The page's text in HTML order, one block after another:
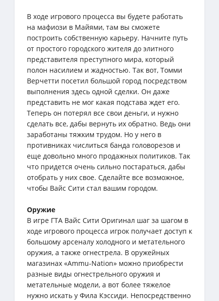
В ходе игрового процесса вы будете работать
на мафиози в Майями, там вы сможете
построить собственную карьеру. Начните путь
от простого городского жителя до элитного
представителя преступного мира, который
полон насилием и жадностью. Так вот, Томми
Верчетти посетил большой город посредством
выполнения здесь одной сделки. Он даже
представить не мог какая подстава ждет его.
Теперь он потерял все свои деньги, и нужно
сделать все, дабы вернуть их обратно. Ведь они
заработаны тяжким трудом. Но у него в
противниках числиться банда головорезов и
еще довольно много продажных политиков. Так
что придется очень сильно постараться, дабы
отобрать у них свое. Сделайте все возможное,
чтобы Вайс Сити стал вашим городом.
Оружие
В игре ГТА Вайс Сити Оригинал шаг за шагом в
ходе игрового процесса игрок получает доступ к
большому арсеналу холодного и метательного
оружия, а также огнестрела. В оружейных
магазинах «Ammu-Nation» можно приобрести
разные виды огнестрельного оружия и
метательные модели, а вот более тяжелое
нужно искать у Фила Кэссиди. Непосредственно